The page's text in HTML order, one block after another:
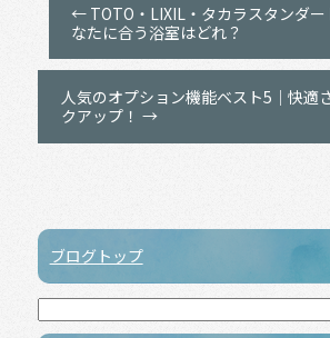
←TOTO・LIXIL・タカラスタンダー
なたに合う浴室はどれ？
人気のオプション機能ベスト5｜快適
クアップ！ →
ブログトップ